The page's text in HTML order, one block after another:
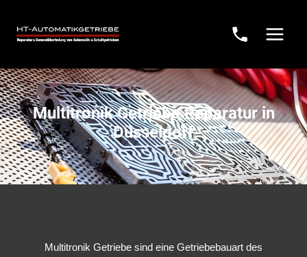
Multitronik Getriebe Reparatur in
Düsseldorf
Multitronik Getriebe sind eine Getriebebauart des